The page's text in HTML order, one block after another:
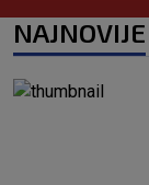
NAJNOVIJE